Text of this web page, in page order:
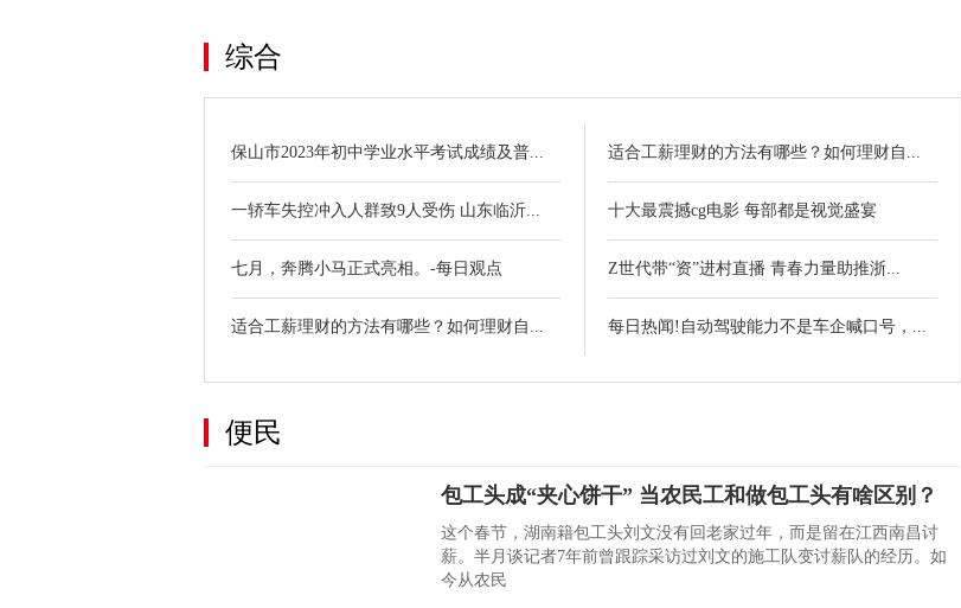
综合
保山市2023年初中学业水平考试成绩及普...
一轿车失控冲入人群致9人受伤 山东临沂...
七月，奔腾小马正式亮相。-每日观点
适合工薪理财的方法有哪些？如何理财自...
适合工薪理财的方法有哪些？如何理财自...
十大最震撼cg电影 每部都是视觉盛宴
Z世代带“资”进村直播 青春力量助推浙...
每日热闻!自动驾驶能力不是车企喊口号，...
便民
包工头成“夹心饼干” 当农民工和做包工头有啥区别？
这个春节，湖南籍包工头刘文没有回老家过年，而是留在江西南昌讨
薪。半月谈记者7年前曾跟踪采访过刘文的施工队变讨薪队的经历。如
今从农民